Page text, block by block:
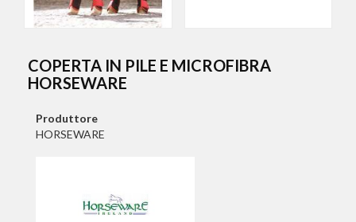
COPERTA IN PILE E MICROFIBRA
HORSEWARE
Produttore
HORSEWARE